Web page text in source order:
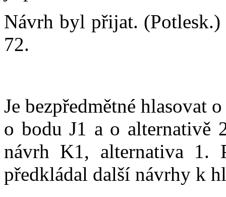
Návrh byl přijat.
72.
Je bezpředmětné hlasovat
o bodu J1 a o alternativě
návrh K1, alternativa 1.
předkládal další návrhy k